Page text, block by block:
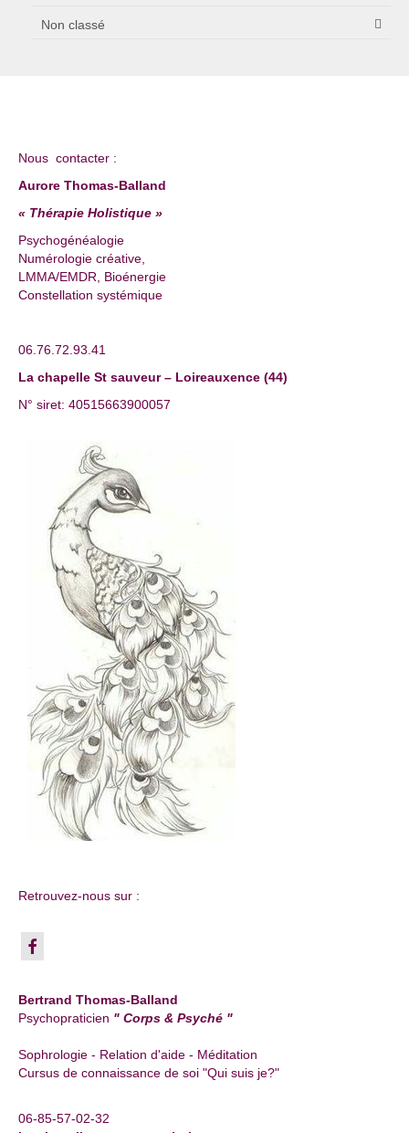
Non classé
Nous contacter :
Aurore Thomas-Balland
« Thérapie Holistique »
Psychogénéalogie
Numérologie créative,
LMMA/EMDR, Bioénergie
Constellation systémique
06.76.72.93.41
La chapelle St sauveur – Loireauxence (44)
N° siret: 40515663900057
Retrouvez-nous sur :
Bertrand Thomas-Balland
Psychopraticien " Corps & Psyché "
Sophrologie - Relation d'aide - Méditation
Cursus de connaissance de soi "Qui suis je?"
06-85-57-02-32